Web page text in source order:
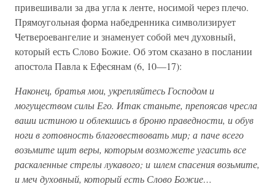
привешивали за два угла к ленте, носимой через плечо.
Прямоугольная форма набедренника символизирует
Четвероевангелие и знаменует собой меч духовный,
который есть Слово Божие. Об этом сказано в послании
апостола Павла к Ефесянам (6, 10—17):
Наконец, братья мои, укрепляйтесь Господом и
могуществом силы Его. Итак станьте, препоясав чресла
ваши истиною и облекшись в броню праведности, и обув
ноги в готовность благовествовать мир; а паче всего
возьмите щит веры, которым возможете угасить все
раскаленные стрелы лукавого; и шлем спасения возьмите,
и меч духовный, который есть Слово Божие…